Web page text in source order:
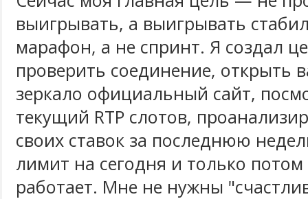
выигрывать, а выигрывать
марафон, а не спринт. Я создал
проверить соединение, открыть
зеркало официальный сайт,
текущий RTP слотов,
своих ставок за последнюю
лимит на сегодня и только
работает. Мне не нужны